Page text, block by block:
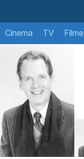
Cinema TV Filme